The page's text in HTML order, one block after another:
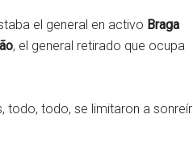
el general en activo Braga
, el general retirado que ocupa
todo, todo, se limitaron a sonreír